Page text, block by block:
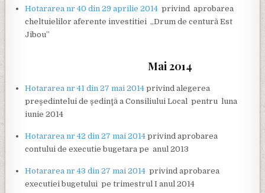
Hotararea nr 40 din 29 aprilie 2014 privind aprobarea
cheltuielilor aferente investitiei „Drum de centură Est
Jibou”
Mai 2014
Hotararea nr 41 din 27 mai 2014 privind alegerea
preşedintelui de şedinţă a Consiliului Local pentru luna
iunie 2014
Hotararea nr 42 din 27 mai 2014 privind aprobarea
contului de executie bugetara pe anul 2013
Hotararea nr 43 din 27 mai 2014 privind aprobarea
executiei bugetului pe trimestrul I anul 2014